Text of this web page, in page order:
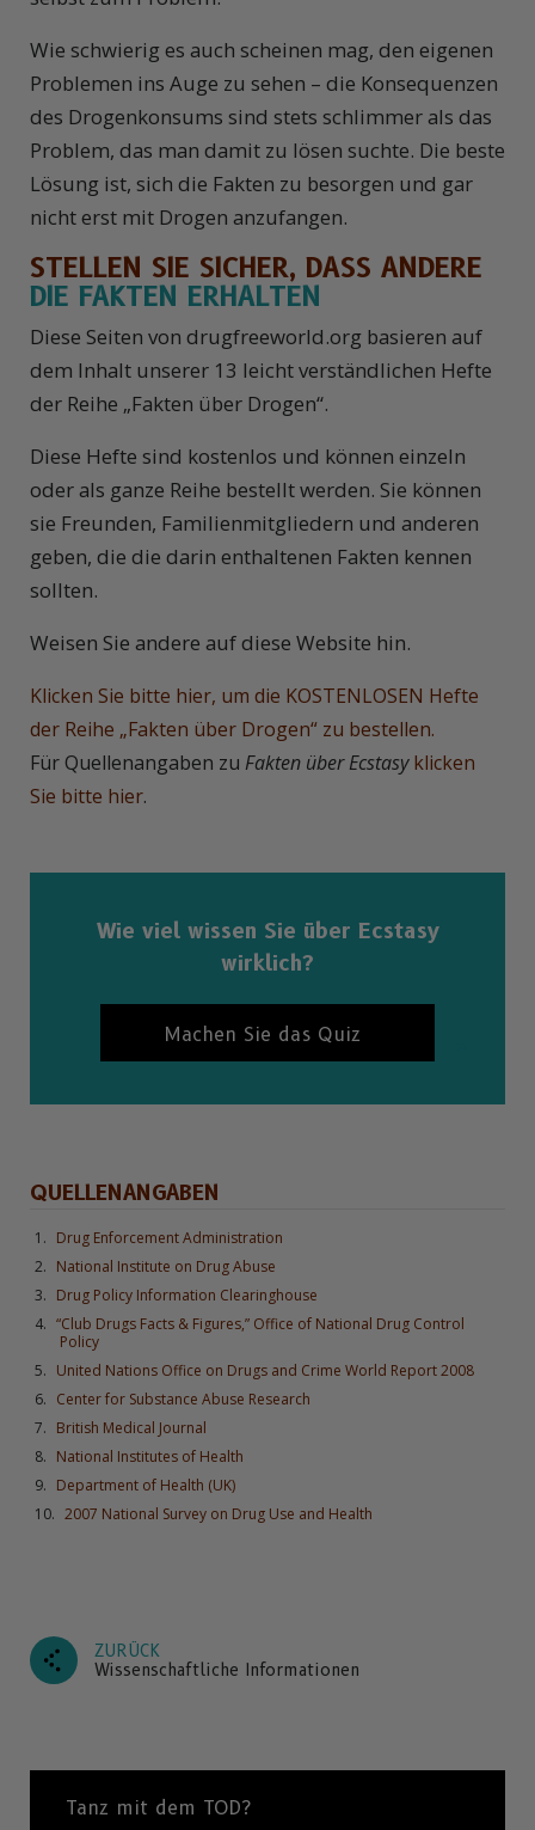
Wie schwierig es auch scheinen mag, den eigenen
Problemen ins Auge zu sehen – die Konsequenzen
des Drogenkonsums sind stets schlimmer als das
Problem, das man damit zu lösen suchte. Die beste
Lösung ist, sich die Fakten zu besorgen und gar
nicht erst mit Drogen anzufangen.
STELLEN SIE SICHER, DASS ANDERE
DIE FAKTEN ERHALTEN
Diese Seiten von drugfreeworld.org basieren auf
dem Inhalt unserer 13 leicht verständlichen Hefte
der Reihe „Fakten über Drogen“.
Diese Hefte sind kostenlos und können einzeln
oder als ganze Reihe bestellt werden. Sie können
sie Freunden, Familienmitgliedern und anderen
geben, die die darin enthaltenen Fakten kennen
sollten.
Weisen Sie andere auf diese Website hin.
Klicken Sie bitte hier, um die KOSTENLOSEN Hefte
der Reihe „Fakten über Drogen“ zu bestellen.
Für Quellenangaben zu Fakten über Ecstasyklicken
Sie bitte hier.
Wie viel wissen Sie über Ecstasy
wirklich?
Machen Sie das Quiz
QUELLENANGABEN
Drug Enforcement Administration
National Institute on Drug Abuse
Drug Policy Information Clearinghouse
“Club Drugs Facts & Figures,” Office of National Drug Control
Policy
United Nations Office on Drugs and Crime World Report 2008
Center for Substance Abuse Research
British Medical Journal
National Institutes of Health
Department of Health (UK)
2007 National Survey on Drug Use and Health
ZURÜCK
Wissenschaftliche Informationen
Tanz mit dem TOD?